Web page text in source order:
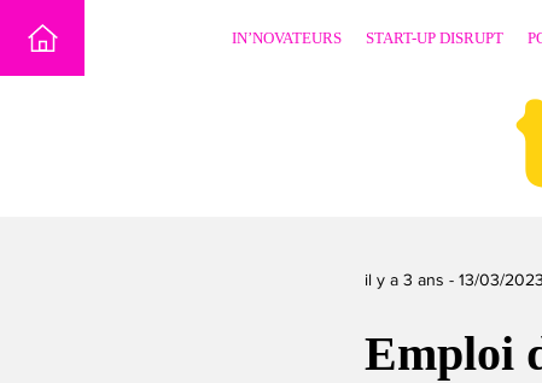
IN’NOVATEURS START-UP DISRUPT
il y a 3 ans - 13/03/2023
Emploi